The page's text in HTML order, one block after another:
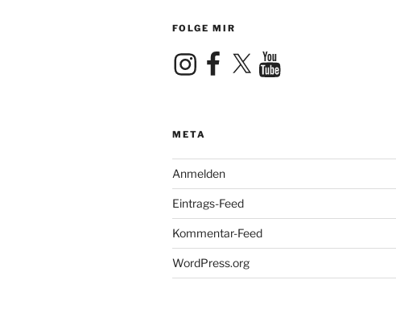
FOLGE MIR
InstagramFacebook
X YouTube
META
Anmelden
Eintrags-Feed
Kommentar-Feed
WordPress.org